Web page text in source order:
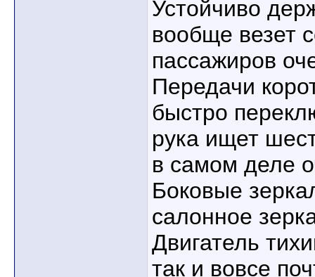
Устойчиво
вообще везет
пассажиров
Передачи
быстро
рука ищет
в самом деле
Боковые
салонное
Двигатель
так и вовсе